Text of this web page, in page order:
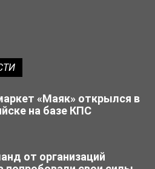
«Маяк» открылся в
на базе КПС
от организаций